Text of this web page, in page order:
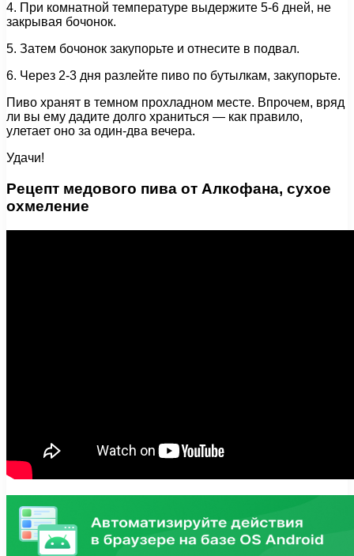
4. При комнатной температуре выдержите 5-6 дней, не
закрывая бочонок.
5. Затем бочонок закупорьте и отнесите в подвал.
6. Через 2-3 дня разлейте пиво по бутылкам, закупорьте.
Пиво хранят в темном прохладном месте. Впрочем, вряд
ли вы ему дадите долго храниться — как правило,
улетает оно за один-два вечера.
Удачи!
Рецепт медового пива от Алкофана, сухое
охмеление